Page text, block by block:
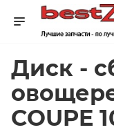
Диск -
COUPE